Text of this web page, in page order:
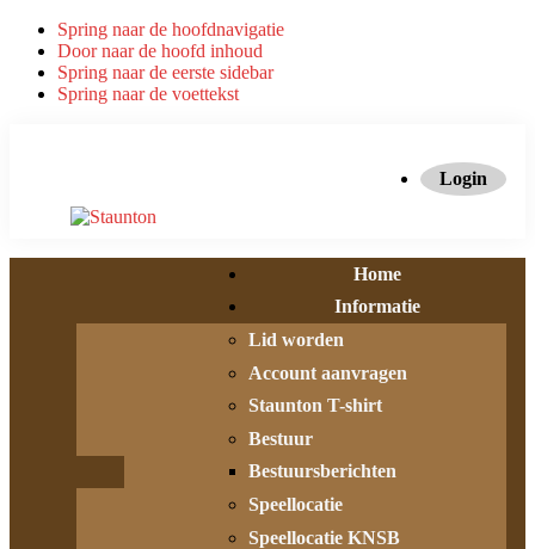
Spring naar de hoofdnavigatie
Door naar de hoofd inhoud
Spring naar de eerste sidebar
Spring naar de voettekst
Login
Home
Informatie
Lid worden
Account aanvragen
Staunton T-shirt
Bestuur
Bestuursberichten
Speellocatie
Speellocatie KNSB